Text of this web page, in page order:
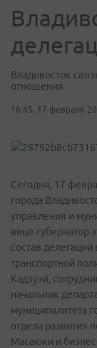
Владивосток
отношения
16:45, 17 февраля
Сегодня, 17
города
управления и
вице-губернатор
состав
транспортной
Кадзуэй,
начальник
муниципалитета
отдела развития
Масаюки и